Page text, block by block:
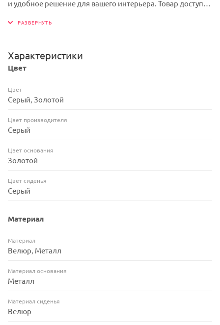
и удобное решение для вашего интерьера. Товар доступен
позволяет выбрать оптимальные решение под ваш стиль
прочность и долговечность конструкции, при этом
сохраняя легкость и изящество дизайна.
Характеристики
Цвет
Цвет
Серый, Золотой
Цвет производителя
Серый
Цвет основания
Золотой
Цвет сиденья
Серый
Материал
Материал
Велюр, Металл
Материал основания
Металл
Материал сиденья
Велюр